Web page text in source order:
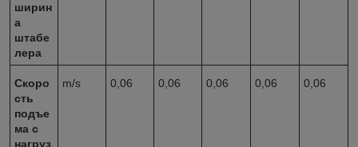
ширин
а
штабе
лера
Скоро
сть
подъе
ма с
нагруз
m/s 0,06 0,06 0,06 0,06 0,06